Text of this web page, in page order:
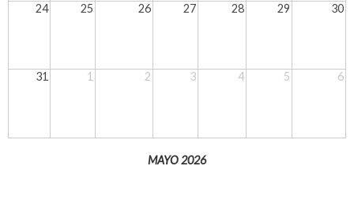
24 25 26 27 28 29 30
31 1 2 3 4 5 6
MAYO 2026